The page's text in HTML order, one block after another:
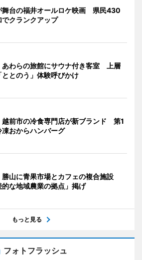
舞台の福井オールロケ映画 県民430
でクランクアップ
あわらの旅館にサウナ付き客室 上層
ととのう」体験呼びかけ
越前市の冷食専門店が新ブランド 第1
凍おからハンバーグ
勝山に青果市場とカフェの複合施設
的な地域農業の拠点」掲げ
もっと見る
フォトフラッシュ